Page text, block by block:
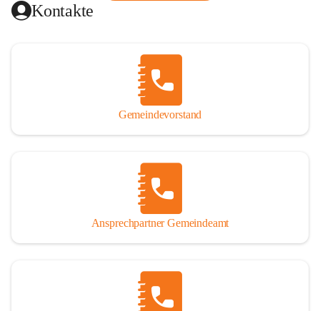
Kontakte
Gemeindevorstand
Ansprechpartner Gemeindeamt